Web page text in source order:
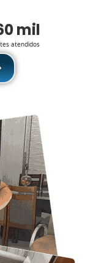
atendidos
mil